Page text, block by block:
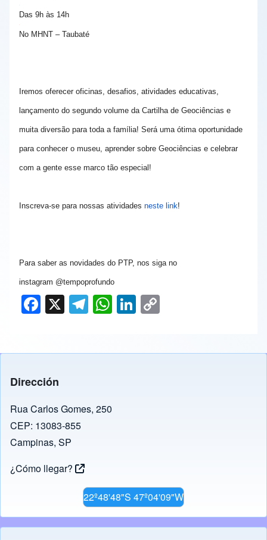
Das 9h às 14h
No MHNT – Taubaté
Iremos oferecer oficinas, desafios, atividades educativas,
lançamento do segundo volume da Cartilha de Geociências e
muita diversão para toda a família! Será uma ótima oportunidade
para conhecer o museu, aprender sobre Geociências e celebrar
com a gente esse marco tão especial!
Inscreva-se para nossas atividades neste link!
Para saber as novidades do PTP, nos siga no
instagram @tempoprofundo
F
a
e
b
o
k
X T
el
gr
W
h
s
Li
n
e y
Dirección
Rua Carlos Gomes, 250
CEP: 13083-855
Campinas, SP
¿Cómo llegar?
22º48'48"S 47º04'09"W